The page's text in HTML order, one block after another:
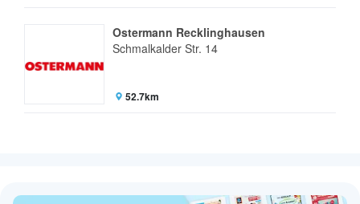
Ostermann Recklinghausen
Schmalkalder Str. 14
52.7km